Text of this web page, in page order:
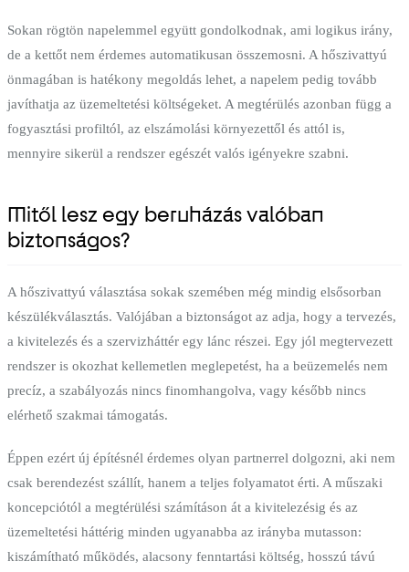
Sokan rögtön napelemmel együtt gondolkodnak, ami logikus irány,
de a kettőt nem érdemes automatikusan összemosni. A hőszivattyú
önmagában is hatékony megoldás lehet, a napelem pedig tovább
javíthatja az üzemeltetési költségeket. A megtérülés azonban függ a
fogyasztási profiltól, az elszámolási környezettől és attól is,
mennyire sikerül a rendszer egészét valós igényekre szabni.
Mitől lesz egy beruházás valóban
biztonságos?
A hőszivattyú választása sokak szemében még mindig elsősorban
készülékválasztás. Valójában a biztonságot az adja, hogy a tervezés,
a kivitelezés és a szervizháttér egy lánc részei. Egy jól megtervezett
rendszer is okozhat kellemetlen meglepetést, ha a beüzemelés nem
precíz, a szabályozás nincs finomhangolva, vagy később nincs
elérhető szakmai támogatás.
Éppen ezért új építésnél érdemes olyan partnerrel dolgozni, aki nem
csak berendezést szállít, hanem a teljes folyamatot érti. A műszaki
koncepciótól a megtérülési számításon át a kivitelezésig és az
üzemeltetési háttérig minden ugyanabba az irányba mutasson:
kiszámítható működés, alacsony fenntartási költség, hosszú távú